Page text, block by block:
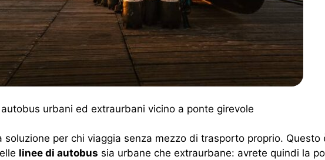
urbani ed extraurbani vicino a ponte girevole
per chi viaggia senza mezzo di trasporto proprio. Questo
linee di autobus sia urbane che extraurbane: avrete quindi la